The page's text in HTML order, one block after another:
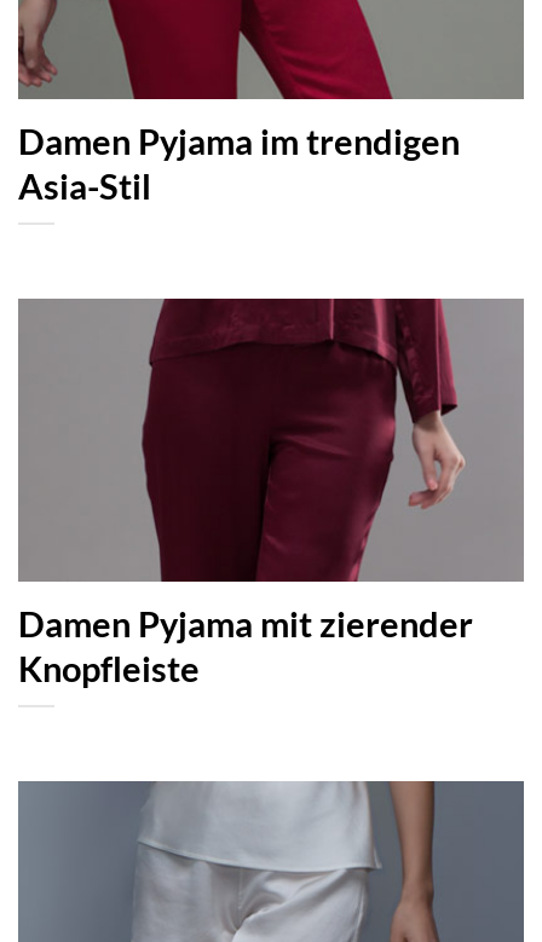
Damen Pyjama im trendigen
Asia-Stil
Damen Pyjama mit zierender
Knopfleiste